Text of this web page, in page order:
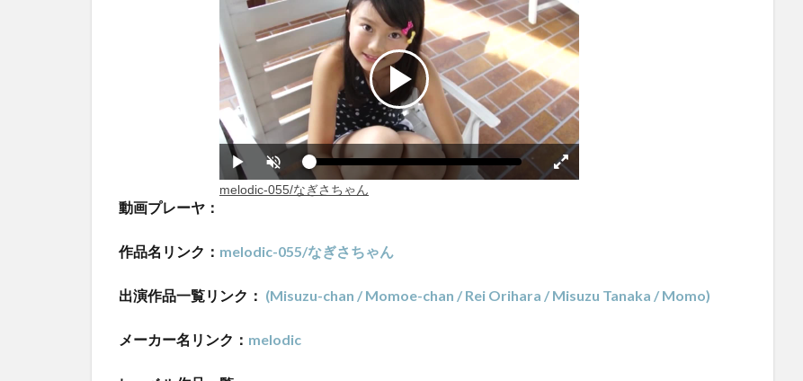
動画プレーヤ：
作品名リンク： melodic-055/なぎさちゃん
出演作品一覧リンク： (Misuzu-chan / Momoe-chan / Rei Orihara / Misuzu Tanaka / Momo)
メーカー名リンク： melodic